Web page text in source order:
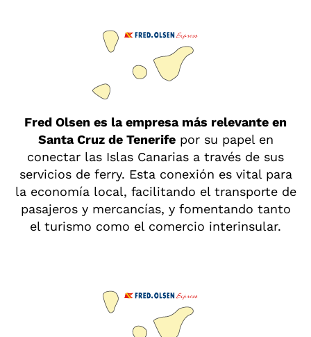
Fred Olsen es la empresa más relevante en
Santa Cruz de Tenerifepor su papel en
conectar las Islas Canarias a través de sus
servicios de ferry. Esta conexión es vital para
la economía local, facilitando el transporte de
pasajeros y mercancías, y fomentando tanto
el turismo como el comercio interinsular.